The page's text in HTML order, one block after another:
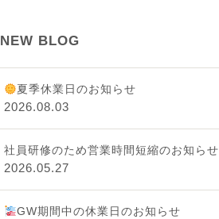
NEW BLOG
夏季休業日のお知らせ
2026.08.03
社員研修のため営業時間短縮のお知らせ
2026.05.27
GW期間中の休業日のお知らせ